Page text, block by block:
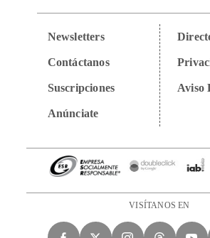
Newsletters
Contáctanos
Suscripciones
Anúnciate
Aviso
VISÍTANOS EN